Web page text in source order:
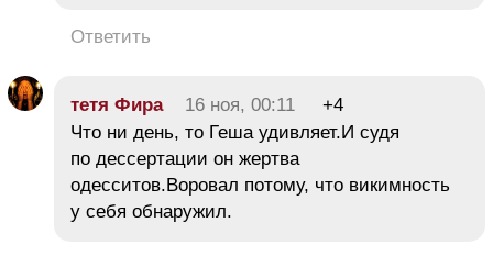
Ответить
тетя Фира 16 ноя, 00:11
+4
Что ни день, то Геша удивляет.И судя
по дессертации он жертва
одесситов.Воровал потому, что викимность
у себя обнаружил.